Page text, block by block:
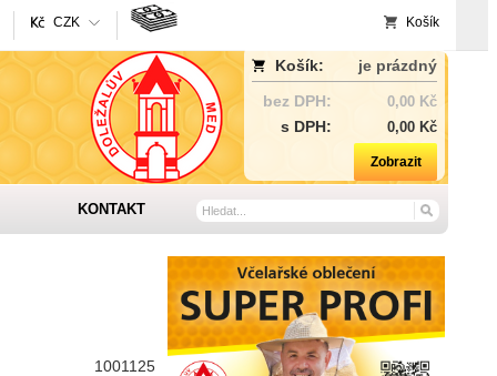
CZK Košík
Košík:
je prázdný
bez DPH:
0,00 Kč
s DPH: 0,00 Kč
Zobrazit
KONTAKT
1001125